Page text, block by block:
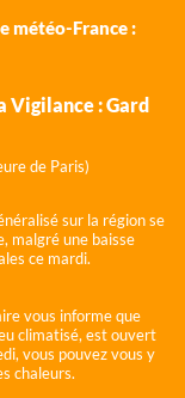
météo-France :
Vigilance : Gard
de Paris)
sur la région se
malgré une baisse
ce mardi.
vous informe que
climatisé, est ouvert
vous pouvez vous y
chaleurs.